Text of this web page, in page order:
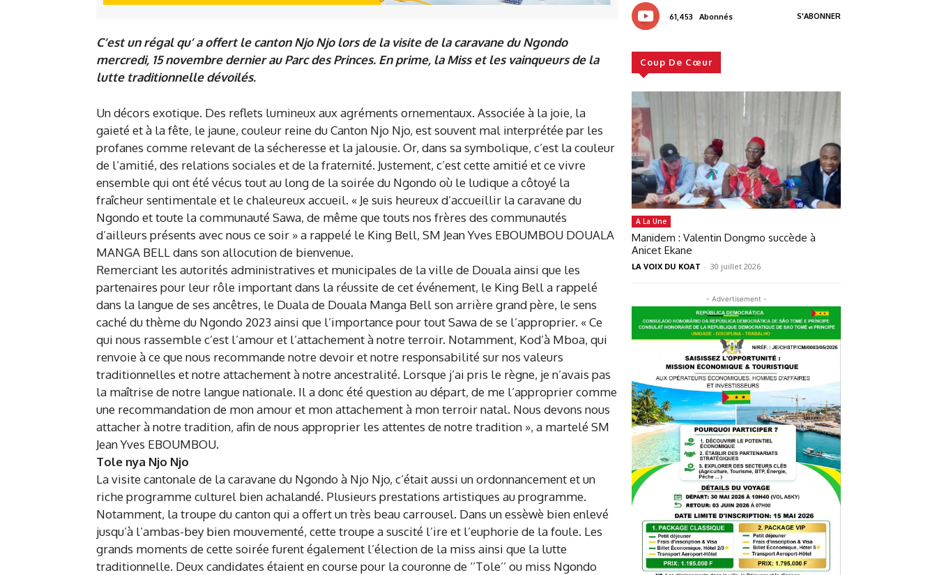
C’est un régal qu’ a offert le canton Njo Njo lors de la visite de la caravane du Ngondo
mercredi, 15 novembre dernier au Parc des Princes. En prime, la Miss et les vainqueurs de la
lutte traditionnelle dévoilés.
Un décors exotique. Des reflets lumineux aux agréments ornementaux. Associée à la joie, la
gaieté et à la fête, le jaune, couleur reine du Canton Njo Njo, est souvent mal interprétée par les
profanes comme relevant de la sécheresse et la jalousie. Or, dans sa symbolique, c’est la couleur
de l’amitié, des relations sociales et de la fraternité. Justement, c’est cette amitié et ce vivre
ensemble qui ont été vécus tout au long de la soirée du Ngondo où le ludique a côtoyé la
fraîcheur sentimentale et le chaleureux accueil. « Je suis heureux d’accueillir la caravane du
Ngondo et toute la communauté Sawa, de même que touts nos frères des communautés
d’ailleurs présents avec nous ce soir » a rappelé le King Bell, SM Jean Yves EBOUMBOU DOUALA
MANGA BELL dans son allocution de bienvenue.
Remerciant les autorités administratives et municipales de la ville de Douala ainsi que les
partenaires pour leur rôle important dans la réussite de cet événement, le King Bell a rappelé
dans la langue de ses ancêtres, le Duala de Douala Manga Bell son arrière grand père, le sens
caché du thème du Ngondo 2023 ainsi que l’importance pour tout Sawa de se l’approprier. « Ce
qui nous rassemble c’est l’amour et l’attachement à notre terroir. Notamment, Kod’à Mboa, qui
renvoie à ce que nous recommande notre devoir et notre responsabilité sur nos valeurs
traditionnelles et notre attachement à notre ancestralité. Lorsque j’ai pris le règne, je n’avais pas
la maîtrise de notre langue nationale. Il a donc été question au départ, de me l’approprier comme
une recommandation de mon amour et mon attachement à mon terroir natal. Nous devons nous
attacher à notre tradition, afin de nous approprier les attentes de notre tradition », a martelé SM
Jean Yves EBOUMBOU.
Tole nya Njo Njo
La visite cantonale de la caravane du Ngondo à Njo Njo, c’était aussi un ordonnancement et un
riche programme culturel bien achalandé. Plusieurs prestations artistiques au programme.
Notamment, la troupe du canton qui a offert un très beau carrousel. Dans un essèwè bien enlevé
jusqu’à l’ambas-bey bien mouvementé, cette troupe a suscité l’ire et l’euphorie de la foule. Les
grands moments de cette soirée furent également l’élection de la miss ainsi que la lutte
traditionnelle. Deux candidates étaient en course pour la couronne de ‘’Tole’’ ou miss Ngondo
61,453 Abonnés S'ABONNER
Coup De Cœur
A La Une
Manidem : Valentin Dongmo succède à
Anicet Ekane
LA VOIX DU KOAT - 30 juillet 2026
- Advertisement -